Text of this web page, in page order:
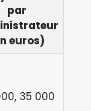
par
euros)
35 000